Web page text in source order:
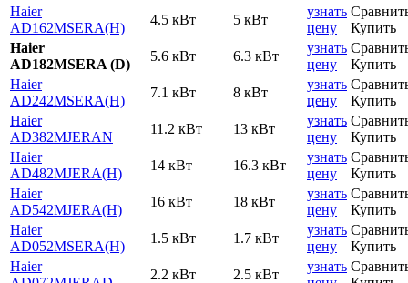
Haier
AD162MSERA(H)
4.5 кВт 5 кВт
узнать
цену
Купить
Haier
AD182MSERA (D)
5.6 кВт 6.3 кВт
узнать
цену
Купить
Haier
AD242MSERA(H)
7.1 кВт 8 кВт
узнать
цену
Купить
Haier
AD382MJERAN
11.2 кВт 13 кВт
узнать
цену
Купить
Haier
AD482MJERA(H)
14 кВт 16.3 кВт
узнать
цену
Купить
Haier
AD542MJERA(H)
16 кВт 18 кВт
узнать
цену
Купить
Haier
AD052MSERA(H)
1.5 кВт 1.7 кВт
узнать
цену
Купить
Haier
2.2 кВт 2.5 кВт
узнать